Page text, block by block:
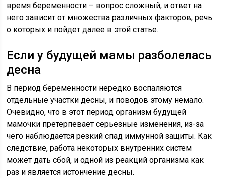
время беременности – вопрос сложный, и ответ на
него зависит от множества различных факторов, речь
о которых и пойдет далее в этой статье.
Если у будущей мамы разболелась
десна
В период беременности нередко воспаляются
отдельные участки десны, и поводов этому немало.
Очевидно, что в этот период организм будущей
мамочки претерпевает серьезные изменения, из-за
чего наблюдается резкий спад иммунной защиты. Как
следствие, работа некоторых внутренних систем
может дать сбой, и одной из реакций организма как
раз и является истончение десны.